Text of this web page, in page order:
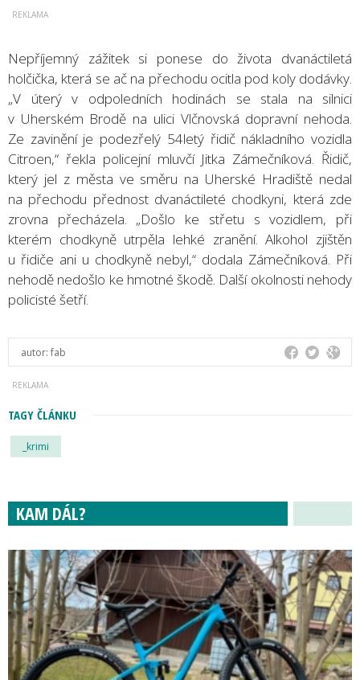
Nepříjemný zážitek si ponese do života dvanáctiletá
holčička, která se ač na přechodu ocitla pod koly dodávky.
„V úterý v odpoledních hodinách se stala na silnici
v Uherském Brodě na ulici Vlčnovská dopravní nehoda.
Ze zavinění je podezřelý 54letý řidič nákladního vozidla
Citroen,“ řekla policejní mluvčí Jitka Zámečníková. Řidič,
který jel z města ve směru na Uherské Hradiště nedal
na přechodu přednost dvanáctileté chodkyni, která zde
zrovna přecházela. „Došlo ke střetu s vozidlem, při
kterém chodkyně utrpěla lehké zranění. Alkohol zjištěn
u řidiče ani u chodkyně nebyl,“ dodala Zámečníková. Při
nehodě nedošlo ke hmotné škodě. Další okolnosti nehody
policisté šetří.
autor: fab
TAGY ČLÁNKU
_krimi
KAM DÁL?